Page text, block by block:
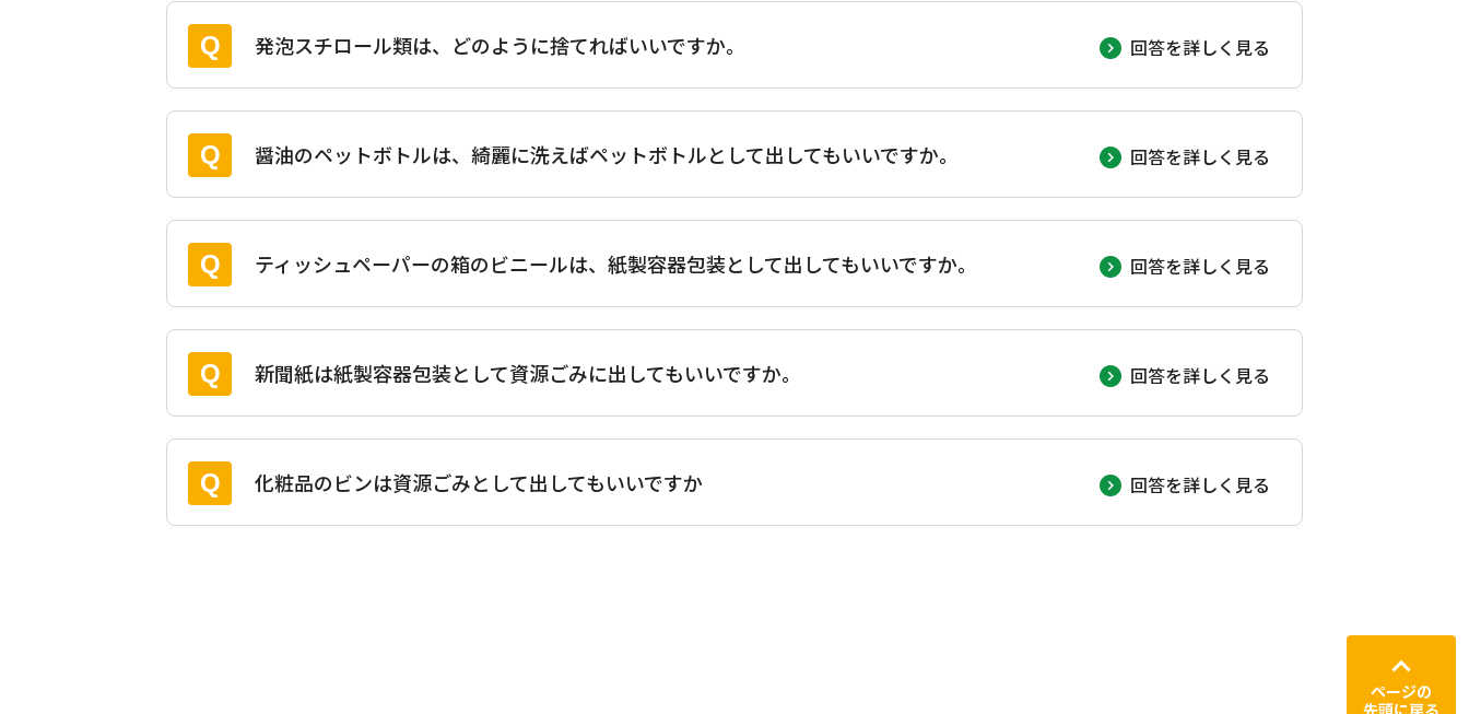
発泡スチロール類は、どのように捨てればいいですか。 回答を詳しく見る
醤油のペットボトルは、綺麗に洗えばペットボトルとして出してもいいですか。 回答を詳しく見る
ティッシュペーパーの箱のビニールは、紙製容器包装として出してもいいですか。 回答を詳しく見る
新聞紙は紙製容器包装として資源ごみに出してもいいですか。 回答を詳しく見る
化粧品のビンは資源ごみとして出してもいいですか 回答を詳しく見る
ページの